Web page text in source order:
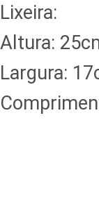
Lixeira:
Altura:
Largura: